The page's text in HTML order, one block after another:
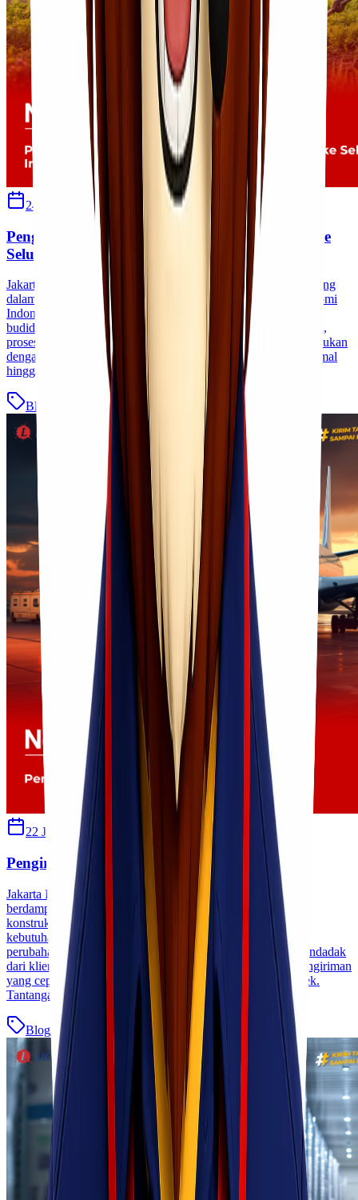
24 Juni 2026
Pengiriman Bibit Perkebunan dan Agriculture ke
Seluruh Indonesia
Jakarta Industri pertanian dan perkebunan memiliki peran penting
dalam mendukung ketahanan pangan serta pertumbuhan ekonomi
Indonesia. Salah satu faktor yang menentukan keberhasilan
budidaya adalah kualitas bibit yang digunakan. Oleh karena itu,
proses pengiriman bibit perkebunan dan agriculture harus dilakukan
dengan penanganan khusus agar bibit tetap dalam kondisi optimal
hingga tiba di lokasi tujuan. Pentingnya [&hellip;]
Blog Baca Selengkapnya
22 Juni 2026
Pengiriman Mendesak untuk Proyek Penting
Jakarta Dalam dunia bisnis, keterlambatan pengiriman dapat
berdampak besar terhadap kelancaran proyek. Baik proyek
konstruksi, manufaktur, event, maupun instalasi peralatan,
kebutuhan pengiriman mendesak sering kali muncul karena
perubahan jadwal, kekurangan material, atau permintaan mendadak
dari klien. Saat deadline semakin dekat, memilih layanan pengiriman
yang cepat dan terpercaya menjadi kunci keberhasilan proyek.
Tantangan Pengiriman Saat [&hellip;]
Blog Baca Selengkapnya